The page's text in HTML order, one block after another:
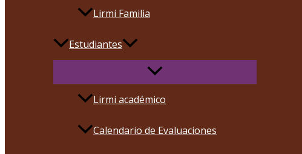
Lirmi Familia
Estudiantes
Lirmi académico
Calendario de Evaluaciones